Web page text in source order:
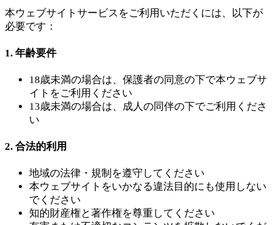
本ウェブサイトサービスをご利用いただくには、以下が
必要です：
1. 年齢要件
18歳未満の場合は、保護者の同意の下で本ウェブサ
イトをご利用ください
13歳未満の場合は、成人の同伴の下でご利用くださ
い
2. 合法的利用
地域の法律・規制を遵守してください
本ウェブサイトをいかなる違法目的にも使用しない
でください
知的財産権と著作権を尊重してください